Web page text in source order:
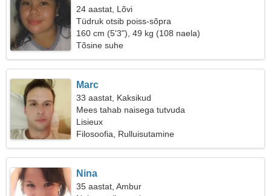
24 aastat, Lõvi
Tüdruk otsib poiss-sõpra
160 cm (5'3"), 49 kg (108 naela)
Tõsine suhe
Marc
33 aastat, Kaksikud
Mees tahab naisega tutvuda
Lisieux
Filosoofia, Rulluisutamine
Nina
35 aastat, Ambur